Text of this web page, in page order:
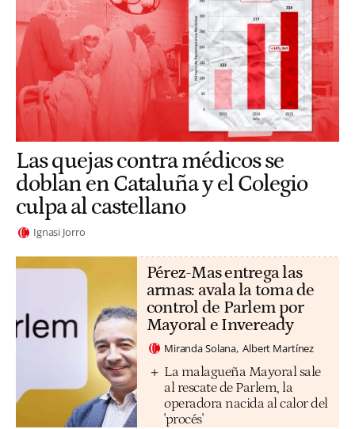
Las quejas contra médicos se
doblan en Cataluña y el Colegio
culpa al castellano
Ignasi Jorro
Pérez-Mas entrega las
armas: avala la toma de
control de Parlem por
Mayoral e Inveready
Miranda Solana Albert Martínez
La malagueña Mayoral sale
al rescate de Parlem, la
operadora nacida al calor del
'procés'